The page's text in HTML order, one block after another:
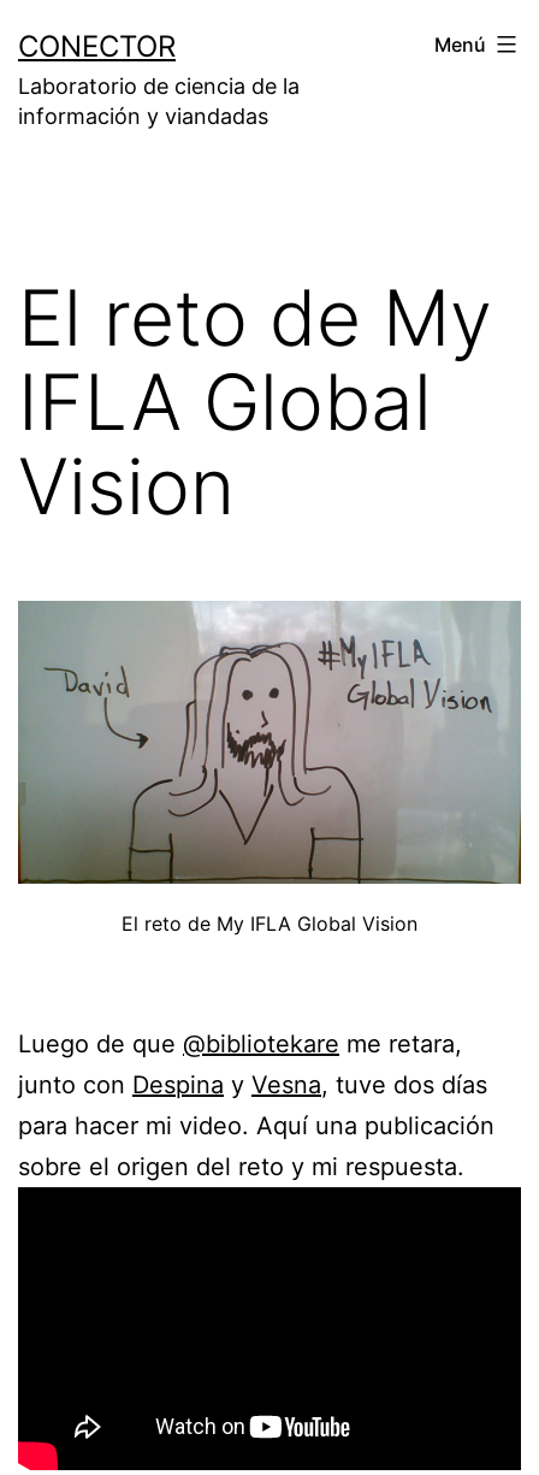
contenido
CONECTOR
Laboratorio de ciencia de la
información y viandadas
Menú
El reto de My
IFLA Global
Vision
El reto de My IFLA Global Vision
Luego de que @bibliotekare me retara,
junto con Despina y Vesna, tuve dos días
para hacer mi video. Aquí una publicación
sobre el origen del reto y mi respuesta.